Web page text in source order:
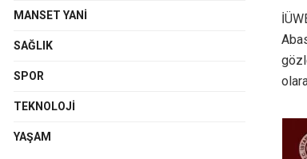
MANSET YANI
SAĞLIK
SPOR
TEKNOLOJI
YAŞAM